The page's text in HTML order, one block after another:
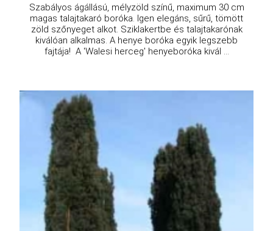
Szabályos ágállású, mélyzöld színű, maximum 30 cm
magas talajtakaró boróka. Igen elegáns, sűrű, tömött
zöld szőnyeget alkot. Sziklakertbe és talajtakarónak
kiválóan alkalmas. A henye boróka egyik legszebb
fajtája! A 'Walesi herceg' henyeboróka kivál ...